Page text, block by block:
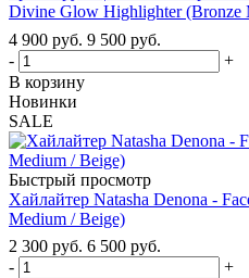
Divine Glow Highlighter (Bronze
4 900 руб. 9 500 руб.
-
+
В корзину
Новинки
SALE
Быстрый просмотр
Хайлайтер Natasha Denona -
Medium / Beige)
2 300 руб. 6 500 руб.
-
+